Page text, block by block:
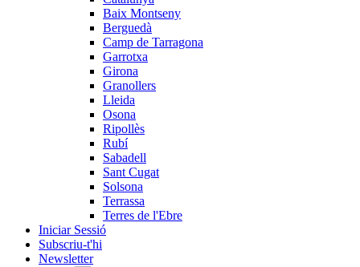
Baix Montseny
Berguedà
Camp de Tarragona
Garrotxa
Girona
Granollers
Lleida
Osona
Ripollès
Rubí
Sabadell
Sant Cugat
Solsona
Terrassa
Terres de l'Ebre
Iniciar Sessió
Subscriu-t'hi
Newsletter